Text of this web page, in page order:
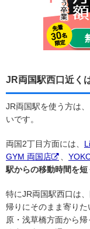
JR両国駅西口近く
JR両国駅を使う方は
いです。
両国2丁目方面には、
GYM 両国店
駅からの移動時間を
特にJR両国駅西口は
帰りにそのまま寄り
原・浅草橋方面から